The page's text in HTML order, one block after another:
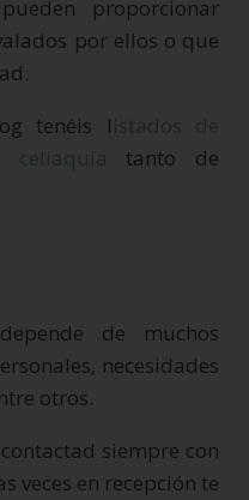
proporcionar
por ellos o que
tenéis listados de
celiaquía tanto de
de muchos
necesidades
otros.
siempre con
veces en recepción te